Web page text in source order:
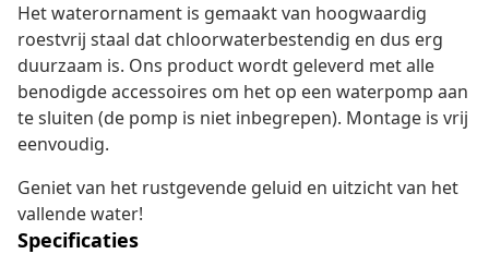
Het waterornament is gemaakt van hoogwaardig
roestvrij staal dat chloorwaterbestendig en dus erg
duurzaam is. Ons product wordt geleverd met alle
benodigde accessoires om het op een waterpomp aan
te sluiten (de pomp is niet inbegrepen). Montage is vrij
eenvoudig.
Geniet van het rustgevende geluid en uitzicht van het
vallende water!
Specificaties